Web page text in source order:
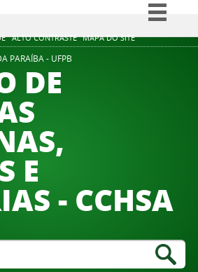
ALTO CONTRASTE MAPA DO SITE
Simplifique!
PARAÍBA - UFPB
DE
E
- CCHSA